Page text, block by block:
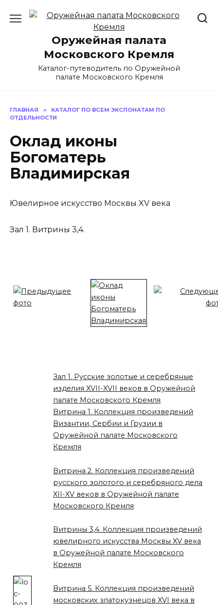
Оружейная палата
Московского Кремля
Каталог-путеводитель по Оружейной
палате Московского Кремля
ГЛАВНАЯ »
КАТАЛОГ ПО ВСЕМ ЭКСПОНАТАМ ПО
ОТДЕЛЬНОСТИ
Оклад иконы
Богоматерь
Владимирская
Ювелирное искусство Москвы XV века
Зал 1. Витрины 3,4.
Зал 1. Русские золотые и серебряные
изделия XVII-XVII веков в Оружейной
палате Московского Кремля
Витрина 1. Коллекция произведений
Византии, Сербии и Грузии в
Оружейной палате Московского
Кремля
Витрина 2. Коллекция произведений
русского золотого и серебряного дела
XII-XV веков в Оружейной палате
Московского Кремля
Витрины 3,4. Коллекция произведений
ювелирного искусства Москвы XV века
в Оружейной палате Московского
Кремля
Витрина 5. Коллекция произведений
московских златокузнецов XVI века в